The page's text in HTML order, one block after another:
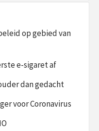
op gebied van
e-sigaret af
dan gedacht
voor Coronavirus